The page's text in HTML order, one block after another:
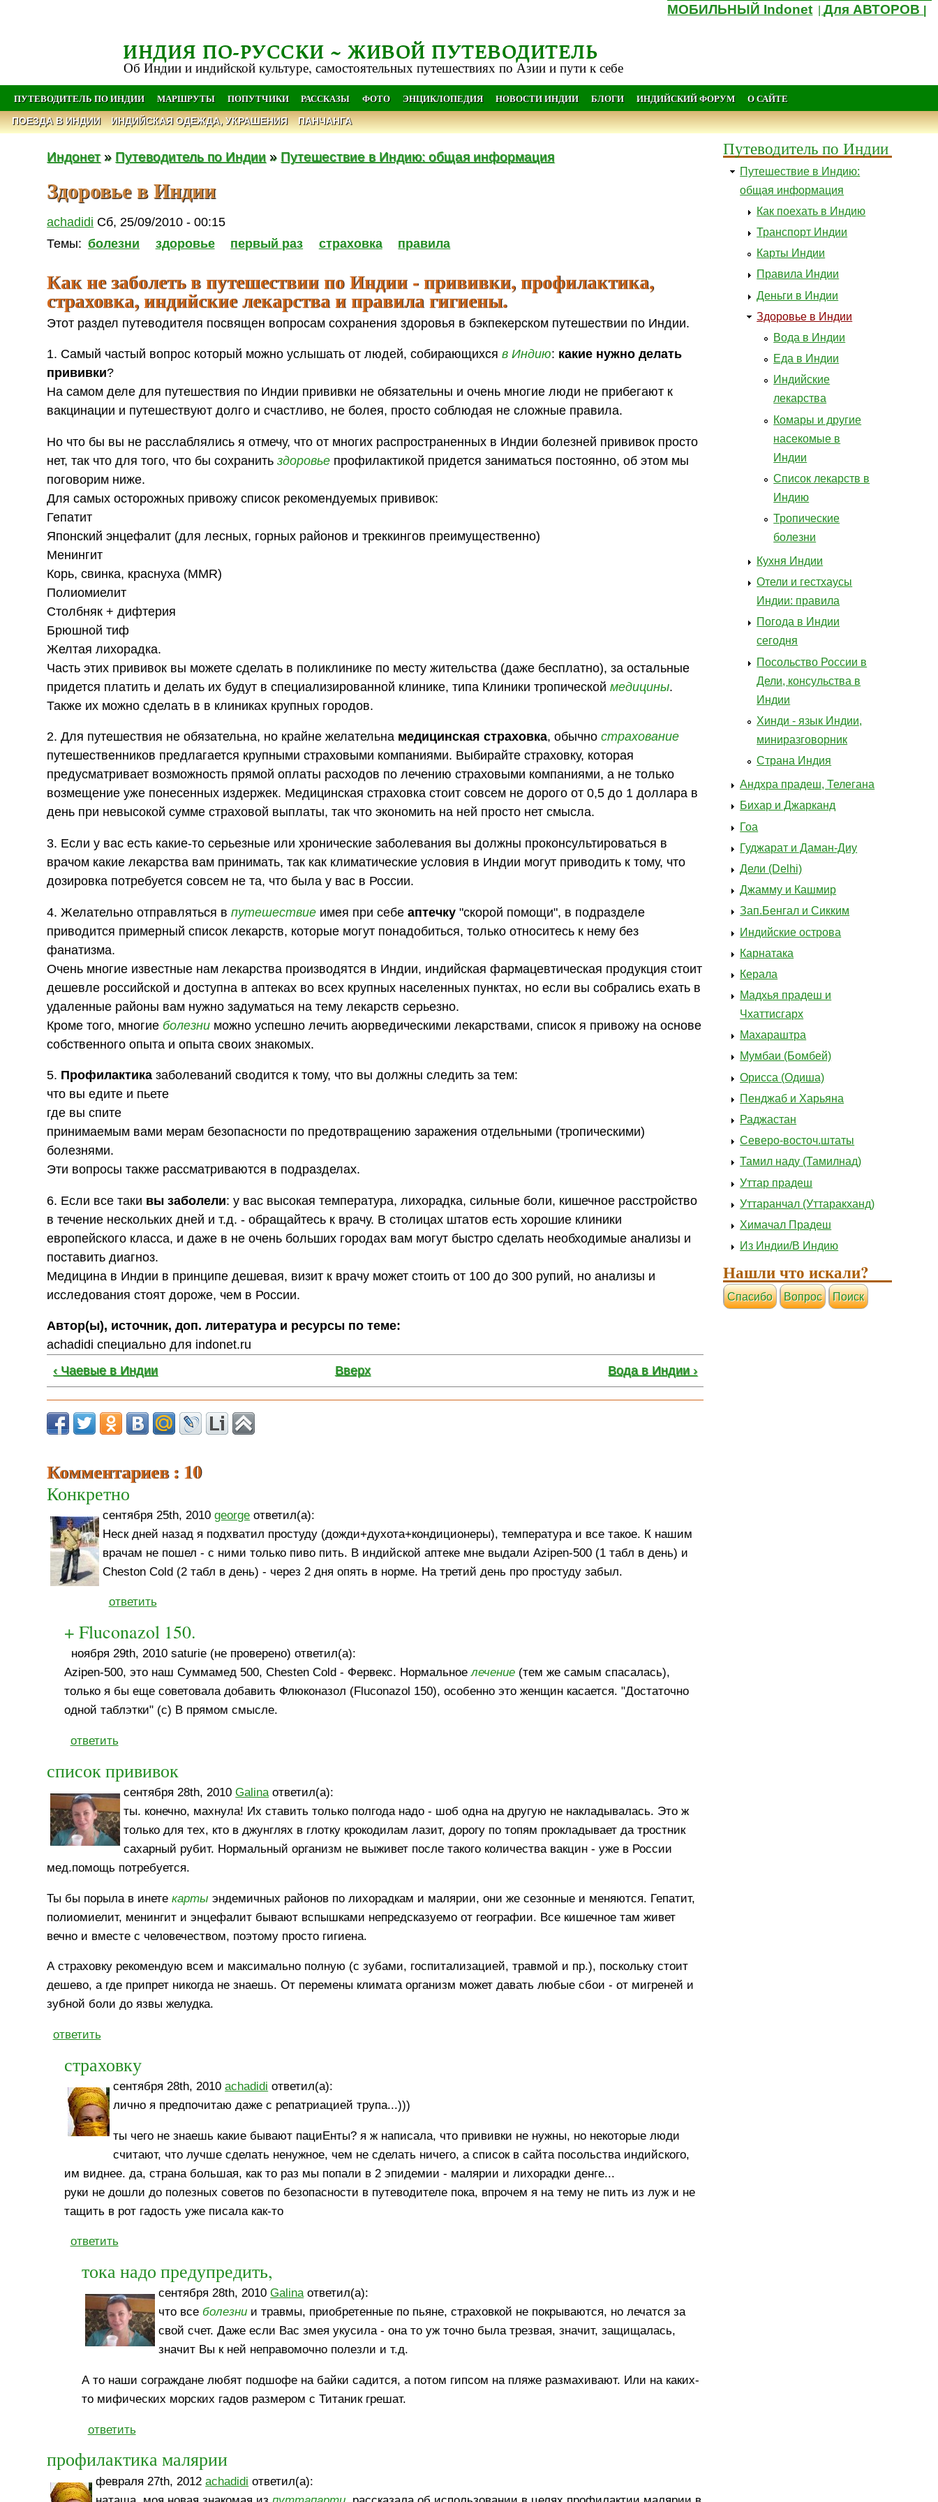
МОБИЛЬНЫЙ Indonet |Для АВТОРОВ
ИНДИЯ ПО-РУССКИ ~ ЖИВОЙ ПУТЕВОДИТЕЛЬ
Об Индии и индийской культуре, самостоятельных путешествиях по Азии и пути к себе
ПУТЕВОДИТЕЛЬ ПО ИНДИИ МАРШРУТЫ ПОПУТЧИКИ РАССКАЗЫ ФОТО ЭНЦИКЛОПЕДИЯ НОВОСТИ ИНДИИ БЛОГИ ИНДИЙСКИЙ ФОРУМ О САЙТЕ
ПОЕЗДА В ИНДИИ ИНДИЙСКАЯ ОДЕЖДА, УКРАШЕНИЯ ПАНЧАНГА
Индонет» Путеводитель по Индии » Путешествие в Индию: общая информация
Здоровье в Индии
achadidi Сб, 25/09/2010 - 00:15
Темы: болезни здоровье первый раз страховка правила
Как не заболеть в путешествии по Индии - прививки, профилактика,
страховка, индийские лекарства и правила гигиены.
Этот раздел путеводителя посвящен вопросам сохранения здоровья в бэкпекерском путешествии по Индии.
1. Самый частый вопрос который можно услышать от людей, собирающихсяв Индию: какие нужно делать
прививки?
На самом деле для путешествия по Индии прививки не обязательны и очень многие люди не прибегают к
вакцинации и путешествуют долго и счастливо, не болея, просто соблюдая не сложные правила.
Но что бы вы не расслаблялись я отмечу, что от многих распространенных в Индии болезней прививок просто
нет, так что для того, что бы сохранитьздоровье профилактикой придется заниматься постоянно, об этом мы
поговорим ниже.
Для самых осторожных привожу список рекомендуемых прививок:
Гепатит
Японский энцефалит (для лесных, горных районов и треккингов преимущественно)
Менингит
Корь, свинка, краснуха (MMR)
Полиомиелит
Столбняк + дифтерия
Брюшной тиф
Желтая лихорадка.
Часть этих прививок вы можете сделать в поликлинике по месту жительства (даже бесплатно), за остальные
придется платить и делать их будут в специализированной клинике, типа Клиники тропическоймедицины.
Также их можно сделать в в клиниках крупных городов.
2. Для путешествия не обязательна, но крайне желательна медицинская страховка, обычнострахование
путешественников предлагается крупными страховыми компаниями. Выбирайте страховку, которая
предусматривает возможность прямой оплаты расходов по лечению страховыми компаниями, а не только
возмещение уже понесенных издержек. Медицинская страховка стоит совсем не дорого от 0,5 до 1 доллара в
день при невысокой сумме страховой выплаты, так что экономить на ней просто нет смысла.
3. Если у вас есть какие-то серьезные или хронические заболевания вы должны проконсультироваться в
врачом какие лекарства вам принимать, так как климатические условия в Индии могут приводить к тому, что
дозировка потребуется совсем не та, что была у вас в России.
4. Желательно отправляться впутешествие имея при себеаптечку"скорой помощи", в подразделе
приводится примерный список лекарств, которые могут понадобиться, только относитесь к нему без
фанатизма.
Очень многие известные нам лекарства производятся в Индии, индийская фармацевтическая продукция стоит
дешевле российской и доступна в аптеках во всех крупных населенных пунктах, но если вы собрались ехать в
удаленные районы вам нужно задуматься на тему лекарств серьезно.
Кроме того, многие болезни можно успешно лечить аюрведическими лекарствами, список я привожу на основе
собственного опыта и опыта своих знакомых.
5. Профилактика заболеваний сводится к тому, что вы должны следить за тем:
что вы едите и пьете
где вы спите
принимаемым вами мерам безопасности по предотвращению заражения отдельными (тропическими)
болезнями.
Эти вопросы также рассматриваются в подразделах.
6. Если все таки вы заболели: у вас высокая температура, лихорадка, сильные боли, кишечное расстройство
в течение нескольких дней и т.д. - обращайтесь к врачу. В столицах штатов есть хорошие клиники
европейского класса, и даже в не очень больших городах вам могут быстро сделать необходимые анализы и
поставить диагноз.
Медицина в Индии в принципе дешевая, визит к врачу может стоить от 100 до 300 рупий, но анализы и
исследования стоят дороже, чем в России.
Автор(ы), источник, доп. литература и ресурсы по теме:
achadidi специально для indonet.ru
‹ Чаевые в Индии
Вверх Вода в Индии ›
Комментариев : 10
Конкретно
сентября 25th, 2010george ответил(а):
Неск дней назад я подхватил простуду (дожди+духота+кондиционеры), температура и все такое. К нашим
врачам не пошел - с ними только пиво пить. В индийской аптеке мне выдали Azipen-500 (1 табл в день) и
Cheston Cold (2 табл в день) - через 2 дня опять в норме. На третий день про простуду забыл.
ответить
+ Fluconazol 150.
ноября 29th, 2010 saturie (не проверено) ответил(а):
Azipen-500, это наш Суммамед 500, Chesten Cold - Фервекс. Нормальноелечение (тем же самым спасалась),
только я бы еще советовала добавить Флюконазол (Fluconazol 150), особенно это женщин касается. "Достаточно
одной таблэтки" (с) В прямом смысле.
ответить
список прививок
сентября 28th, 2010Galinaответил(а):
ты. конечно, махнула! Их ставить только полгода надо - шоб одна на другую не накладывалась. Это ж
только для тех, кто в джунглях в глотку крокодилам лазит, дорогу по топям прокладывает да тростник
сахарный рубит. Нормальный организм не выживет после такого количества вакцин - уже в России
мед.помощь потребуется.
Ты бы порыла в инетекарты эндемичных районов по лихорадкам и малярии, они же сезонные и меняются. Гепатит,
полиомиелит, менингит и энцефалит бывают вспышками непредсказуемо от географии. Все кишечное там живет
вечно и вместе с человечеством, поэтому просто гигиена.
А страховку рекомендую всем и максимально полную (с зубами, госпитализацией, травмой и пр.), поскольку стоит
дешево, а где припрет никогда не знаешь. От перемены климата организм может давать любые сбои - от мигреней и
зубной боли до язвы желудка.
ответить
страховку
сентября 28th, 2010achadidi ответил(а):
лично я предпочитаю даже с репатриацией трупа...)))
ты чего не знаешь какие бывают пациЕнты? я ж написала, что прививки не нужны, но некоторые люди
считают, что лучше сделать ненужное, чем не сделать ничего, а список в сайта посольства индийского,
им виднее. да, страна большая, как то раз мы попали в 2 эпидемии - малярии и лихорадки денге...
руки не дошли до полезных советов по безопасности в путеводителе пока, впрочем я на тему не пить из луж и не
тащить в рот гадость уже писала как-то
ответить
тока надо предупредить,
сентября 28th, 2010Galinaответил(а):
что все болезни и травмы, приобретенные по пьяне, страховкой не покрываются, но лечатся за
свой счет. Даже если Вас змея укусила - она то уж точно была трезвая, значит, защищалась,
значит Вы к ней неправомочно полезли и т.д.
А то наши сограждане любят подшофе на байки садится, а потом гипсом на пляже размахивают. Или на каких-
то мифических морских гадов размером с Титаник грешат.
ответить
профилактика малярии
февраля 27th, 2012achadidi ответил(а):
Путеводитель по Индии
Путешествие в Индию:
общая информация
Как поехать в Индию
Транспорт Индии
Карты Индии
Правила Индии
Деньги в Индии
Здоровье в Индии
Вода в Индии
Еда в Индии
Индийские
лекарства
Комары и другие
насекомые в
Индии
Список лекарств в
Индию
Тропические
болезни
Кухня Индии
Отели и гестхаусы
Индии: правила
Погода в Индии
сегодня
Посольство России в
Дели, консульства в
Индии
Хинди - язык Индии,
миниразговорник
Страна Индия
Андхра прадеш, Телегана
Бихар и Джарканд
Гоа
Гуджарат и Даман-Диу
Дели (Delhi)
Джамму и Кашмир
Зап.Бенгал и Сикким
Индийские острова
Карнатака
Керала
Мадхья прадеш и
Чхаттисгарх
Махараштра
Мумбаи (Бомбей)
Орисса (Одиша)
Пенджаб и Харьяна
Раджастан
Северо-восточ.штаты
Тамил наду (Тамилнад)
Уттар прадеш
Уттаранчал (Уттаракханд)
Химачал Прадеш
Из Индии/В Индию
Нашли что искали?
Cпасибо Вопрос Поиск